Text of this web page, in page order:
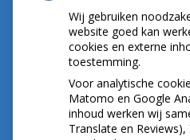
BIG-nummer ; 09020533702
NIEUWS
Let op: valse
openstaande rekening
Tanden bleken? Laat
Wij gebruiken
website goed kan
cookies en externe
toestemming.
Voor analytische
Matomo en Google
inhoud werken wij
Translate en